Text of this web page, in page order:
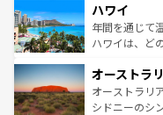
ば市内交通費無
着のスイス情
のような巨大
ンメントが詰
西部には大自
部のニューオ
文化が魅力。
しみながら、
ハワイ
年間を通じて
ハワイは、ど
ワイ島は見逃
島だが、静か
おすすめ。エ
オーストラ
オーストラリ
シドニーのシ